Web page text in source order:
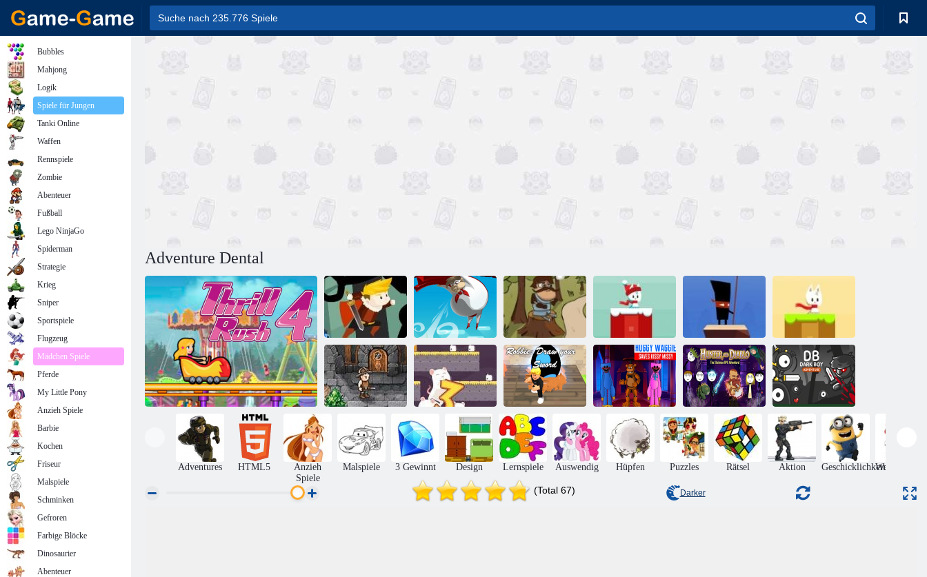
Adventure Dental
Brave Kader Blowman Streu Ritter
Schneeball-
Weihnachtswelt
Stick-Freak Schneeball-Welt
Pocket-RPG 3 Mäuse
Robbie: Zeichne
dein Schwert
Huggy Wuggy
und Kissy
Missy
Hunter und
Diablo
Dunkler Junge
Adventures HTML5
Anzieh
Spiele
Malspiele 3 Gewinnt Design Lernspiele Auswendig Hüpfen Puzzles Rätsel Aktion GeschicklichkeitWeihnachten
(Total 67) Darker
Bubbles
Mahjong
Logik
Spiele für Jungen
Tanki Online
Waffen
Rennspiele
Zombie
Abenteuer
Fußball
Lego NinjaGo
Spiderman
Strategie
Krieg
Sniper
Sportspiele
Flugzeug
Mädchen Spiele
Pferde
My Little Pony
Anzieh Spiele
Barbie
Kochen
Friseur
Malspiele
Schminken
Gefroren
Farbige Blöcke
Dinosaurier
Abenteuer